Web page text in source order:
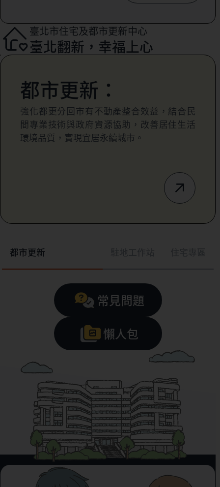
臺北市住宅及都市更新中心
臺北翻新，幸福上心
都市更新
都市更新：
強化都更分回市有不動產整合效益，結合民
間專業技術與政府資源協助，改善居住生活
環境品質，實現宜居永續城市。
常見問題
懶人包